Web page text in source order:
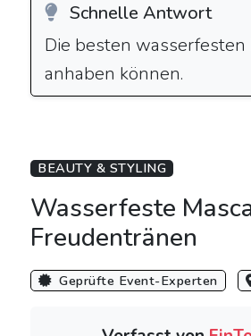
Schnelle Antwort
Die besten
anhaben können.
BEAUTY & STYLING
Wasserfeste
Freudentränen
Geprüfte Event-Experten